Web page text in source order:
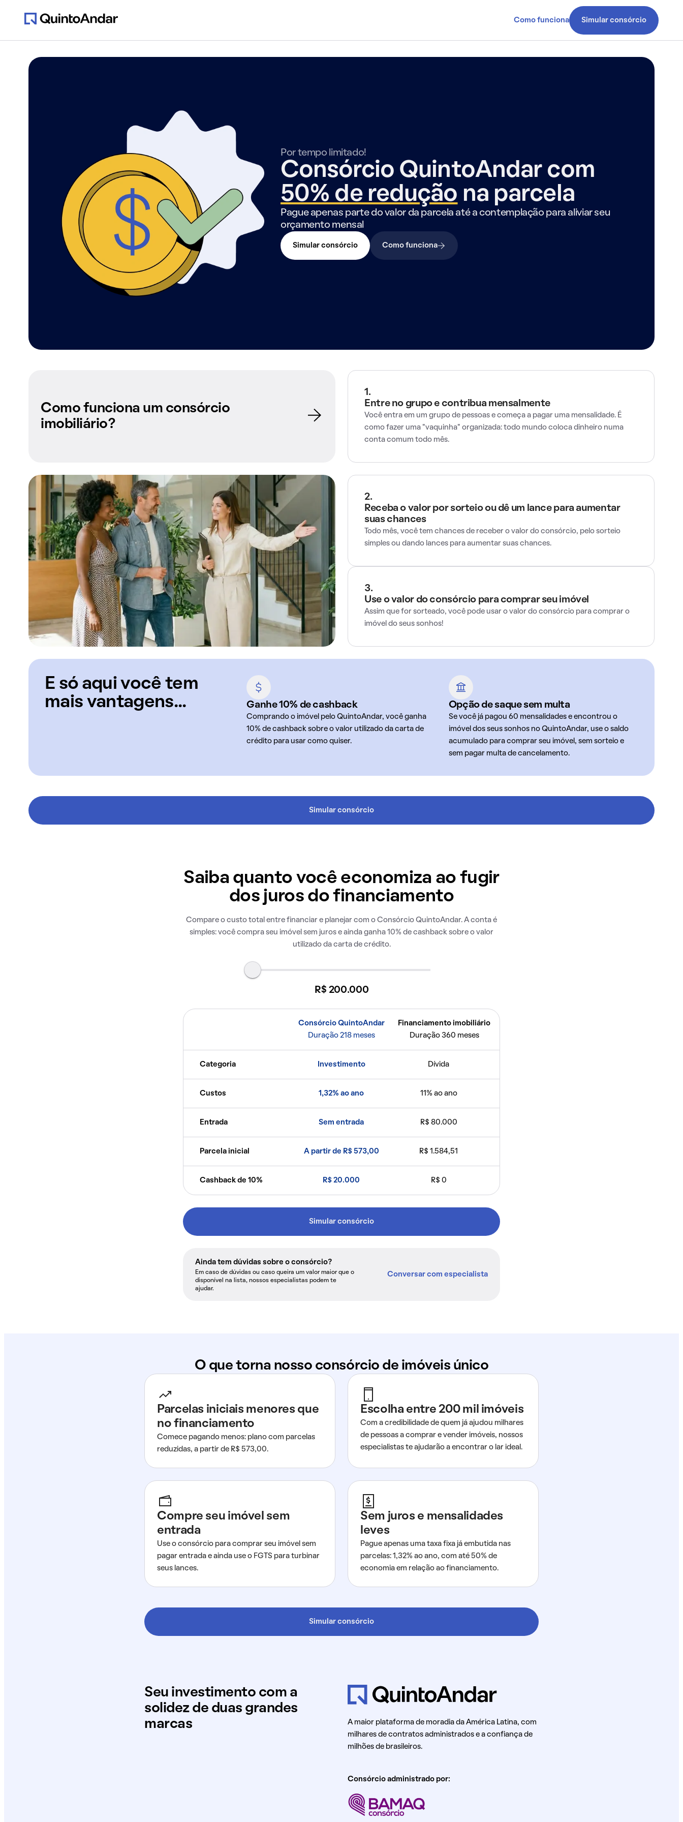
Como funciona Simular consórcio
Por tempo limitado!
Consórcio QuintoAndar com
50% de redução na parcela
Pague apenas parte do valor da parcela até a contemplação para aliviar seu
orçamento mensal
Simular consórcio Como funciona
Como funciona um consórcio
imobiliário?
1.
Entre no grupo e contribua mensalmente
Você entra em um grupo de pessoas e começa a pagar uma mensalidade. É
como fazer uma "vaquinha" organizada: todo mundo coloca dinheiro numa
conta comum todo mês.
2.
Receba o valor por sorteio ou dê um lance para aumentar
suas chances
Todo mês, você tem chances de receber o valor do consórcio, pelo sorteio
simples ou dando lances para aumentar suas chances.
3.
Use o valor do consórcio para comprar seu imóvel
Assim que for sorteado, você pode usar o valor do consórcio para comprar o
imóvel do seus sonhos!
E só aqui você tem
mais vantagens...
Ganhe 10% de cashback
Comprando o imóvel pelo QuintoAndar, você ganha
10% de cashback sobre o valor utilizado da carta de
crédito para usar como quiser.
Opção de saque sem multa
Se você já pagou 60 mensalidades e encontrou o
imóvel dos seus sonhos no QuintoAndar, use o saldo
acumulado para comprar seu imóvel, sem sorteio e
sem pagar multa de cancelamento.
Simular consórcio
Saiba quanto você economiza ao fugir
dos juros do financiamento
Compare o custo total entre financiar e planejar com o Consórcio QuintoAndar. A conta é
simples: você compra seu imóvel sem juros e ainda ganha 10% de cashback sobre o valor
utilizado da carta de crédito.
R$ 200.000
Consórcio QuintoAndar
Duração 218 meses
Financiamento imobiliário
Duração 360 meses
Categoria Investimento Dívida
Custos 1,32% ao ano 11% ao ano
Entrada Sem entrada R$ 80.000
Parcela inicial A partir de R$ 573,00 R$ 1.584,51
Cashback de 10% R$ 20.000 R$ 0
Simular consórcio
Ainda tem dúvidas sobre o consórcio?
Em caso de dúvidas ou caso queira um valor maior que o
disponível na lista, nossos especialistas podem te
ajudar.
Conversar com especialista
O que torna nosso consórcio de imóveis único
Parcelas iniciais menores que
no financiamento
Comece pagando menos: plano com parcelas
reduzidas, a partir de R$ 573,00.
Escolha entre 200 mil imóveis
Com a credibilidade de quem já ajudou milhares
de pessoas a comprar e vender imóveis, nossos
especialistas te ajudarão a encontrar o lar ideal.
Compre seu imóvel sem
entrada
Use o consórcio para comprar seu imóvel sem
pagar entrada e ainda use o FGTS para turbinar
seus lances.
Sem juros e mensalidades
leves
Pague apenas uma taxa fixa já embutida nas
parcelas: 1,32% ao ano, com até 50% de
economia em relação ao financiamento.
Simular consórcio
Seu investimento com a
solidez de duas grandes
marcas
A maior plataforma de moradia da América Latina, com
milhares de contratos administrados e a confiança de
milhões de brasileiros.
Consórcio administrado por: